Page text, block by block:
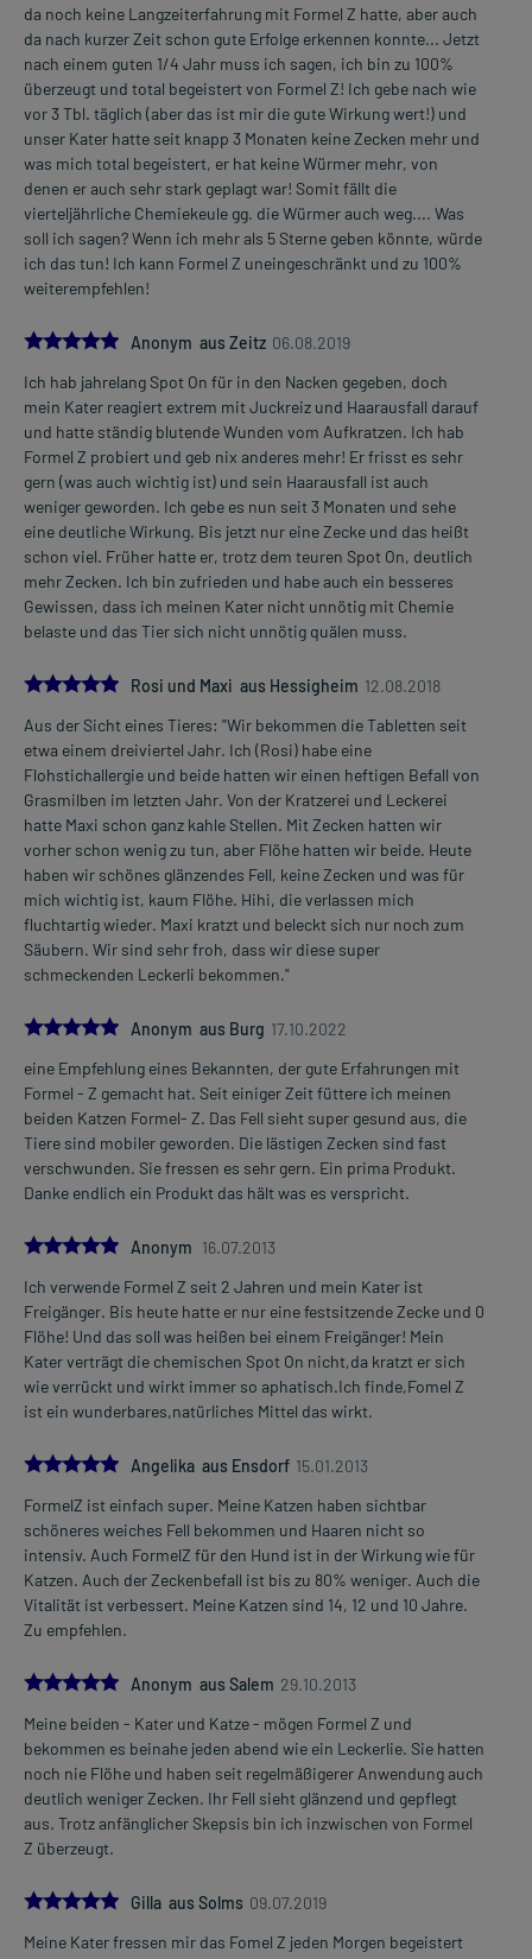
da noch keine Langzeiterfahrung mit Formel Z hatte, aber auch
da nach kurzer Zeit schon gute Erfolge erkennen konnte... Jetzt
nach einem guten 1/4 Jahr muss ich sagen, ich bin zu 100%
überzeugt und total begeistert von Formel Z! Ich gebe nach wie
vor 3 Tbl. täglich (aber das ist mir die gute Wirkung wert!) und
unser Kater hatte seit knapp 3 Monaten keine Zecken mehr und
was mich total begeistert, er hat keine Würmer mehr, von
denen er auch sehr stark geplagt war! Somit fällt die
vierteljährliche Chemiekeule gg. die Würmer auch weg.... Was
soll ich sagen? Wenn ich mehr als 5 Sterne geben könnte, würde
ich das tun! Ich kann Formel Z uneingeschränkt und zu 100%
weiterempfehlen!
5.0Anonym aus Zeitz 06.08.2019
Ich hab jahrelang Spot On für in den Nacken gegeben, doch
mein Kater reagiert extrem mit Juckreiz und Haarausfall darauf
und hatte ständig blutende Wunden vom Aufkratzen. Ich hab
Formel Z probiert und geb nix anderes mehr! Er frisst es sehr
gern (was auch wichtig ist) und sein Haarausfall ist auch
weniger geworden. Ich gebe es nun seit 3 Monaten und sehe
eine deutliche Wirkung. Bis jetzt nur eine Zecke und das heißt
schon viel. Früher hatte er, trotz dem teuren Spot On, deutlich
mehr Zecken. Ich bin zufrieden und habe auch ein besseres
Gewissen, dass ich meinen Kater nicht unnötig mit Chemie
belaste und das Tier sich nicht unnötig quälen muss.
5.0
Rosi und Maxi aus Hessigheim 12.08.2018
Aus der Sicht eines Tieres: "Wir bekommen die Tabletten seit
etwa einem dreiviertel Jahr. Ich (Rosi) habe eine
Flohstichallergie und beide hatten wir einen heftigen Befall von
Grasmilben im letzten Jahr. Von der Kratzerei und Leckerei
hatte Maxi schon ganz kahle Stellen. Mit Zecken hatten wir
vorher schon wenig zu tun, aber Flöhe hatten wir beide. Heute
haben wir schönes glänzendes Fell, keine Zecken und was für
mich wichtig ist, kaum Flöhe. Hihi, die verlassen mich
fluchtartig wieder. Maxi kratzt und beleckt sich nur noch zum
Säubern. Wir sind sehr froh, dass wir diese super
schmeckenden Leckerli bekommen."
5.0Anonym aus Burg 17.10.2022
eine Empfehlung eines Bekannten, der gute Erfahrungen mit
Formel - Z gemacht hat. Seit einiger Zeit füttere ich meinen
beiden Katzen Formel- Z. Das Fell sieht super gesund aus, die
Tiere sind mobiler geworden. Die lästigen Zecken sind fast
verschwunden. Sie fressen es sehr gern. Ein prima Produkt.
Danke endlich ein Produkt das hält was es verspricht.
5.0Anonym 16.07.2013
Ich verwende Formel Z seit 2 Jahren und mein Kater ist
Freigänger. Bis heute hatte er nur eine festsitzende Zecke und 0
Flöhe! Und das soll was heißen bei einem Freigänger! Mein
Kater verträgt die chemischen Spot On nicht,da kratzt er sich
wie verrückt und wirkt immer so aphatisch.Ich finde,Fomel Z
ist ein wunderbares,natürliches Mittel das wirkt.
5.0Angelika aus Ensdorf 15.01.2013
FormelZ ist einfach super. Meine Katzen haben sichtbar
schöneres weiches Fell bekommen und Haaren nicht so
intensiv. Auch FormelZ für den Hund ist in der Wirkung wie für
Katzen. Auch der Zeckenbefall ist bis zu 80% weniger. Auch die
Vitalität ist verbessert. Meine Katzen sind 14, 12 und 10 Jahre.
Zu empfehlen.
5.0Anonym aus Salem 29.10.2013
Meine beiden - Kater und Katze - mögen Formel Z und
bekommen es beinahe jeden abend wie ein Leckerlie. Sie hatten
noch nie Flöhe und haben seit regelmäßigerer Anwendung auch
deutlich weniger Zecken. Ihr Fell sieht glänzend und gepflegt
aus. Trotz anfänglicher Skepsis bin ich inzwischen von Formel
Z überzeugt.
5.0
Gilla aus Solms 09.07.2019
Meine Kater fressen mir das Fomel Z jeden Morgen begeistert